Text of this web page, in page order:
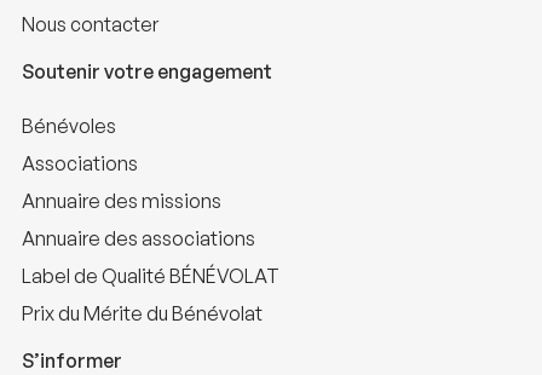
Nous contacter
Soutenir votre engagement
Bénévoles
Associations
Annuaire des missions
Annuaire des associations
Label de Qualité BÉNÉVOLAT
Prix du Mérite du Bénévolat
S’informer